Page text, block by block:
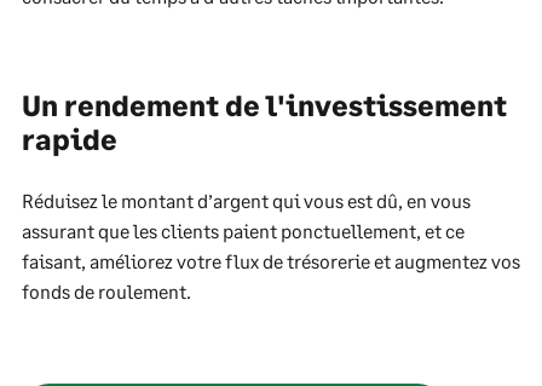
Un rendement de l'investissement
rapide
Réduisez le montant d’argent qui vous est dû, en vous
assurant que les clients paient ponctuellement, et ce
faisant, améliorez votre flux de trésorerie et augmentez vos
fonds de roulement.